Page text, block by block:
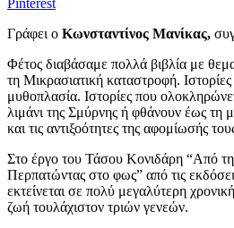
Γράφει ο Κωνσταντίνος Μανίκας,
Φέτος διαβάσαμε πολλά βιβλία με
τη Μικρασιατική καταστροφή.
μυθοπλασία. Ιστορίες που
λιμάνι της Σμύρνης ή φθάνουν έως τη
και τις αντιξοότητες της αφομίωσής
Στο έργο του Τάσου Κονιδάρη “Από
Περπατώντας στο φως” από τις
εκτείνεται σε πολύ μεγαλύτερη
ζωή τουλάχιστον τριών γενεών.